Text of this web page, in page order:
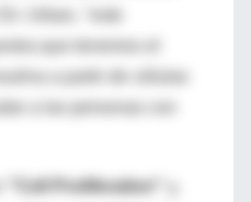
"Cell Proliferation"